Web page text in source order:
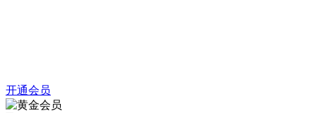
开通会员